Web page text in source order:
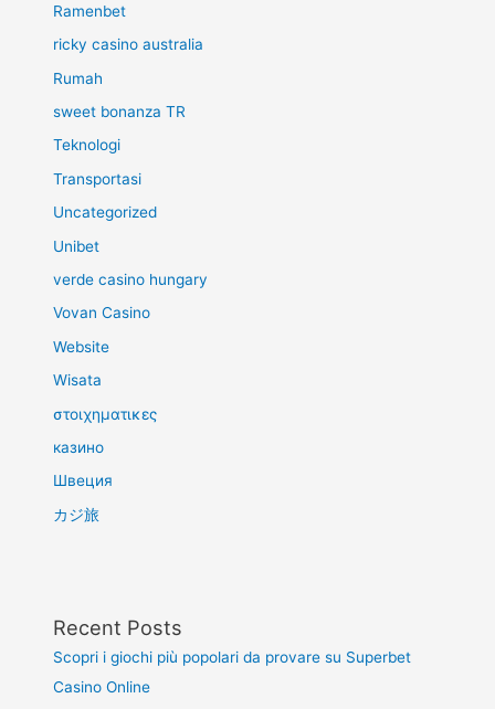
Ramenbet
ricky casino australia
Rumah
sweet bonanza TR
Teknologi
Transportasi
Uncategorized
Unibet
verde casino hungary
Vovan Casino
Website
Wisata
στοιχηματικες
казино
Швеция
カジ旅
Recent Posts
Scopri i giochi più popolari da provare su Superbet
Casino Online